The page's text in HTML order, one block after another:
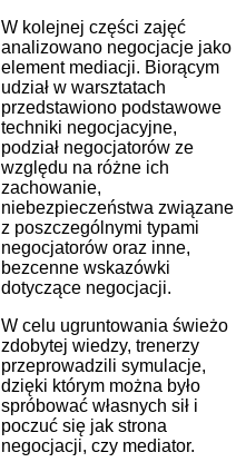
W kolejnej części zajęć
analizowano negocjacje jako
element mediacji. Biorącym
udział w warsztatach
przedstawiono podstawowe
techniki negocjacyjne,
podział negocjatorów ze
względu na różne ich
zachowanie,
niebezpieczeństwa związane
z poszczególnymi typami
negocjatorów oraz inne,
bezcenne wskazówki
dotyczące negocjacji.
W celu ugruntowania świeżo
zdobytej wiedzy, trenerzy
przeprowadzili symulacje,
dzięki którym można było
spróbować własnych sił i
poczuć się jak strona
negocjacji, czy mediator.